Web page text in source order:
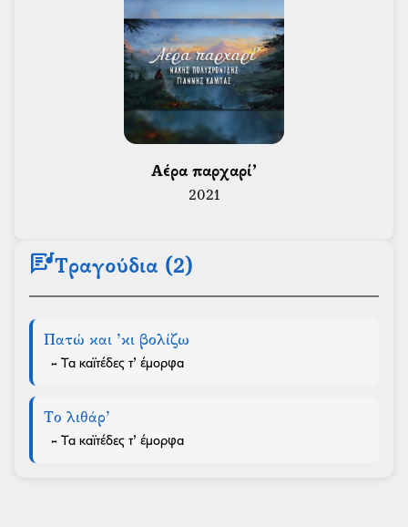
Αέρα παρχαρί’
2021
lyricsΤραγούδια (2)
Πατώ και ’κι βολίζω
- Τα καϊτέδες τ’ έμορφα
Το λιθάρ’
- Τα καϊτέδες τ’ έμορφα